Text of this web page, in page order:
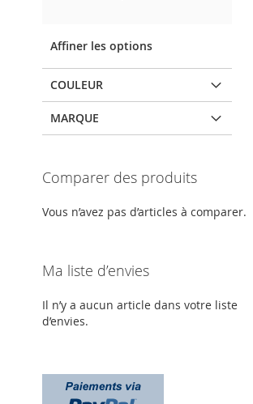
Affiner les options
COULEUR
MARQUE
Comparer des produits
Vous n’avez pas d’articles à comparer.
Ma liste d’envies
Il n’y a aucun article dans votre liste
d’envies.